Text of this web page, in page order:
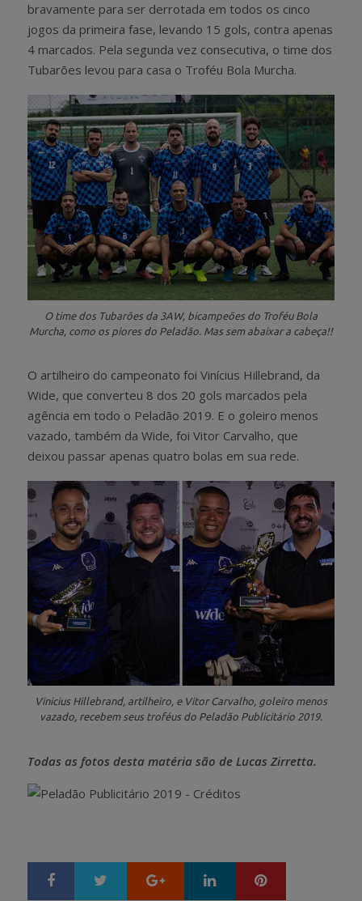
bravamente para ser derrotada em todos os cinco
jogos da primeira fase, levando 15 gols, contra apenas
4 marcados. Pela segunda vez consecutiva, o time dos
Tubarões levou para casa o Troféu Bola Murcha.
O time dos Tubarões da 3AW, bicampeões do Troféu Bola
Murcha, como os piores do Peladão. Mas sem abaixar a cabeça!!
O artilheiro do campeonato foi Vinícius Hillebrand, da
Wide, que converteu 8 dos 20 gols marcados pela
agência em todo o Peladão 2019. E o goleiro menos
vazado, também da Wide, foi Vitor Carvalho, que
deixou passar apenas quatro bolas em sua rede.
Vinicius Hillebrand, artilheiro, e Vitor Carvalho, goleiro menos
vazado, recebem seus troféus do Peladão Publicitário 2019.
Todas as fotos desta matéria são de Lucas Zirretta.
Google+ LinkedIn